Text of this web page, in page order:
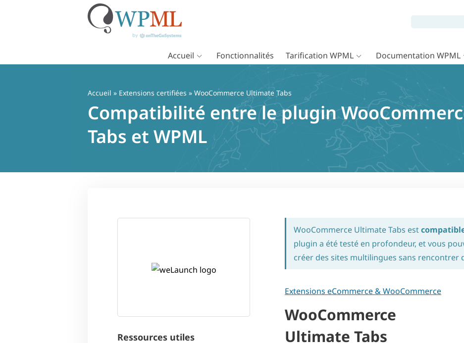
Accueil Fonctionnalités Tarification WPML Documentation WPML
Accueil » Extensions certifiées » WooCommerce Ultimate Tabs
Compatibilité entre le plugin
Tabs et WPML
Ressources utiles
WooCommerce Ultimate Tabs est
plugin a été testé en profondeur, et vous
créer des sites multilingues sans rencontrer
Extensions eCommerce & WooCommerce
WooCommerce
Ultimate Tabs